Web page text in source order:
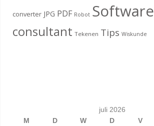
converter JPG PDF Robot Software
consultant Tekenen Tips Wiskunde
juli 2026
M
D W D V